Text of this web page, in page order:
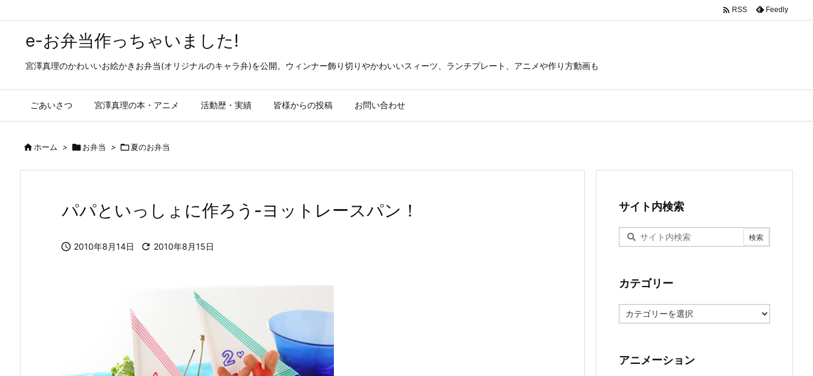
e-お弁当作っちゃいました!
宮澤真理のかわいいお絵かきお弁当(オリジナルのキャラ弁)を公開。ウィンナー飾り切りやかわいいスィーツ、ランチプレート、アニメや作り方動画も
ごあいさつ 宮澤真理の本・アニメ 活動歴・実績 皆様からの投稿 お問い合わせ
 RSS Feedly
ホーム > お弁当 > 夏のお弁当
パパといっしょに作ろう-ヨットレースパン！
 2010年8月14日  2010年8月15日
サイト内検索
カテゴリー
テ
ー
アニメーション